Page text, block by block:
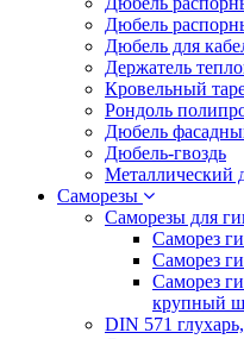
Дюбель
Дюбель для
Держатель
Кровельный
Рондоль
Дюбель
Дюбель-гвоздь
Металлический
Саморезы
Саморезы для
Саморез
Саморез
Саморез
крупный
DIN 571